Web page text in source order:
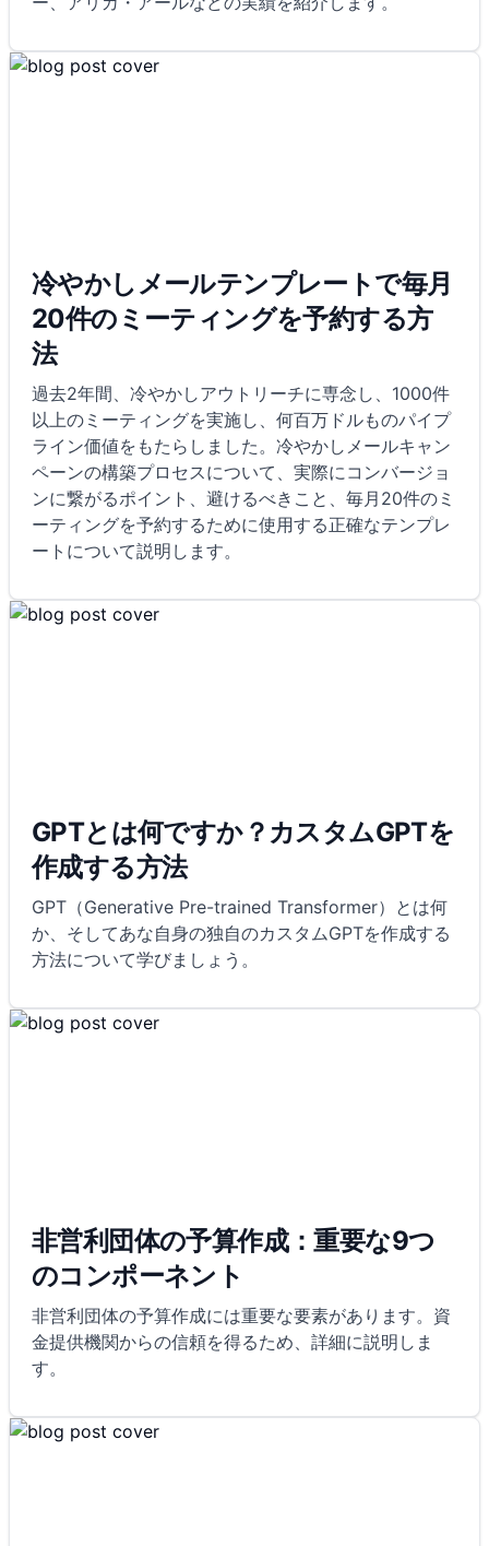
冷やかしメールテンプレートで毎月
20件のミーティングを予約する方
法
過去2年間、冷やかしアウトリーチに専念し、1000件
以上のミーティングを実施し、何百万ドルものパイプ
ライン価値をもたらしました。冷やかしメールキャン
ペーンの構築プロセスについて、実際にコンバージョ
ンに繋がるポイント、避けるべきこと、毎月20件のミ
ーティングを予約するために使用する正確なテンプレ
ートについて説明します。
GPTとは何ですか？カスタムGPTを
作成する方法
GPT（Generative Pre-trained Transformer）とは何
か、そしてあな自身の独自のカスタムGPTを作成する
方法について学びましょう。
非営利団体の予算作成：重要な9つ
のコンポーネント
非営利団体の予算作成には重要な要素があります。資
金提供機関からの信頼を得るため、詳細に説明しま
す。